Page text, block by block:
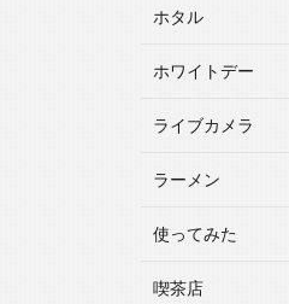
ホタル
ホワイトデー
ライブカメラ
ラーメン
使ってみた
喫茶店